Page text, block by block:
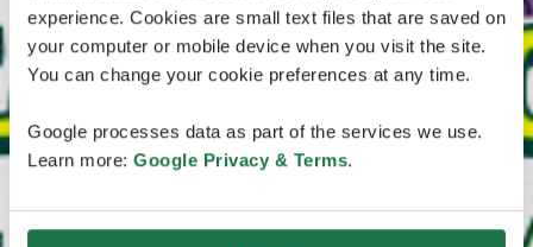
experience. Cookies are small text files that are saved on
your computer or mobile device when you visit the site.
You can change your cookie preferences at any time.
Google processes data as part of the services we use.
Learn more: Google Privacy & Terms.